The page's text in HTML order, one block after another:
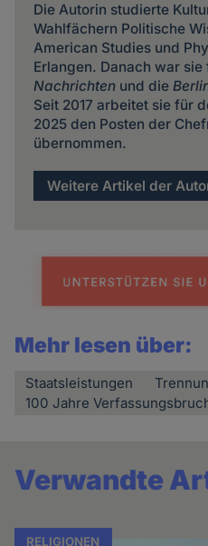
Die Autorin studierte
Wahlfächern Politische
American Studies und
Erlangen. Danach war sie
Nachrichtenund die
Seit 2017 arbeitet sie für
2025 den Posten der
übernommen.
Weitere Artikel der
Mehr lesen über:
Staatsleistungen
100 Jahre
Verwandte
RELIGIONEN